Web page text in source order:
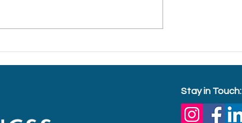
势孩童积极向上
Stay in Touch: